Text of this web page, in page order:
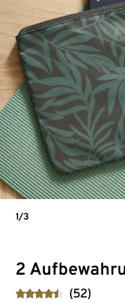
2
(52)
1/3